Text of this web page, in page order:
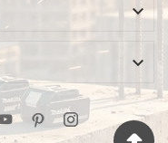

